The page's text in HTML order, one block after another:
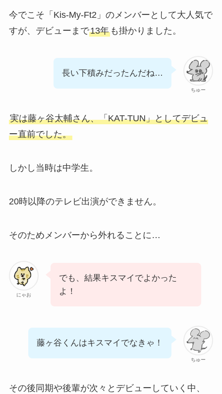
今でこそ「Kis-My-Ft2」のメンバーとして大人気で
すが、デビューまで13年も掛かりました。
ちゅー
長い下積みだったんだね…
実は藤ヶ谷太輔さん、「KAT-TUN」としてデビュ
ー直前でした。
しかし当時は中学生。
20時以降のテレビ出演ができません。
そのためメンバーから外れることに…
にゃお
でも、結果キスマイでよかった
よ！
ちゅー
藤ヶ谷くんはキスマイでなきゃ！
その後同期や後輩が次々とデビューしていく中、